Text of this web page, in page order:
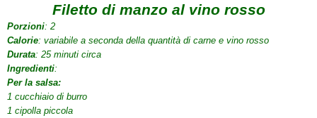
Filetto di manzo al vino rosso
Porzioni: 2
Calorie: variabile a seconda della quantità di carne e vino rosso
Durata: 25 minuti circa
Ingredienti:
Per la salsa:
1 cucchiaio di burro
1 cipolla piccola